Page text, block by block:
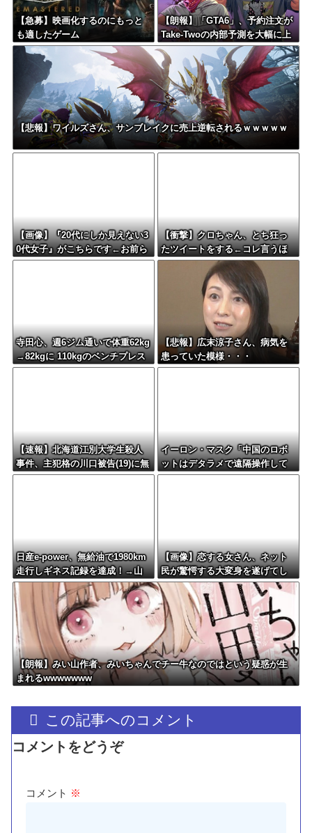
【急募】映画化するのにもっと
も適したゲーム
【朗報】「GTA6」、予約注文が
Take-Twoの内部予測を大幅に上
回る
【悲報】ワイルズさん、サンブレイクに売上逆転されるｗｗｗｗｗ
【画像】『20代にしか見えない3
0代女子』がこちらです←お前ら
から見てどう？？？？？？？
【衝撃】クロちゃん、とち狂っ
たツイートをする←コレ言うほ
どおかしいか？？？？？？
寺田心、週6ジム通いで体重62kg
→82kgに 110kgのベンチプレス
持ち上げる姿披露
【悲報】広末涼子さん、病気を
患っていた模様・・・
【速報】北海道江別大学生殺人
事件、主犯格の川口被告(19)に無
期懲役の判決←これ、妥当だと
イーロン・マスク「中国のロボ
ットはデタラメで遠隔操作して
るだけ」
日産e-power、無給油で1980km
走行しギネス記録を達成！→山
頂から下ってるだけでした…
【画像】恋する女さん、ネット
民が驚愕する大変身を遂げてし
まう←コレは凄過ぎるw w w w
w w w w
【朗報】みい山作者、みいちゃんでチー牛なのではという疑惑が生
まれるwwwwwww
この記事へのコメント
コメントをどうぞ
コメント ※